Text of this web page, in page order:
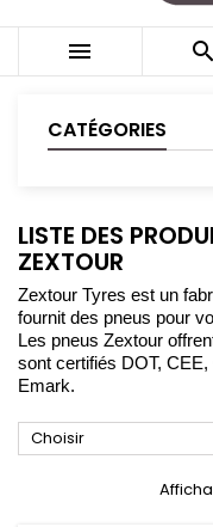
 
CATÉGORIES
LISTE DES
ZEXTOUR
Zextour Tyres est un
fournit des pneus pour
Les pneus Zextour
sont certifiés DOT,
Emark.
Choisir